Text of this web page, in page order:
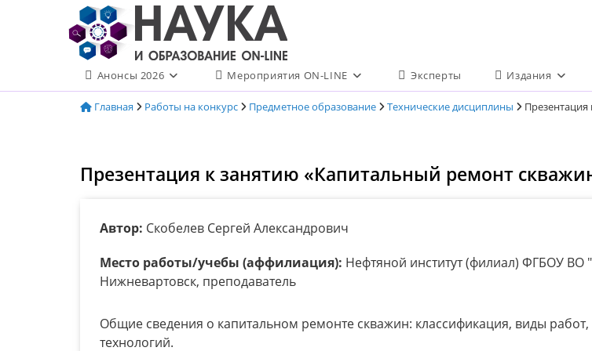
содержимому
Анонсы 2026 Мероприятия ON-LINE Эксперты Издания
Главная Работы на конкурс Предметное образование Технические дисциплины
Презентация к занятию «Капитальный ремонт
Автор: Скобелев Сергей Александрович
Место работы/учебы (аффилиация): Нефтяной институт (филиал) ФГБОУ ВО
Нижневартовск, преподаватель
Общие сведения о капитальном ремонте скважин: классификация, виды работ,
технологий.